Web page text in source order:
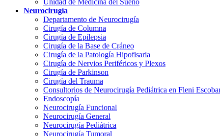
Unidad de Medicina del Sueño
Neurocirugía
Departamento de Neurocirugía
Cirugía de Columna
Cirugía de Epilepsia
Cirugía de la Base de Cráneo
Cirugía de la Patología Hipofisaria
Cirugía de Nervios Periféricos y Plexos
Cirugía de Parkinson
Cirugía del Trauma
Consultorios de Neurocirugía Pediátrica en Fleni
Endoscopía
Neurocirugía Funcional
Neurocirugía General
Neurocirugía Pediátrica
Neurocirugía Tumoral